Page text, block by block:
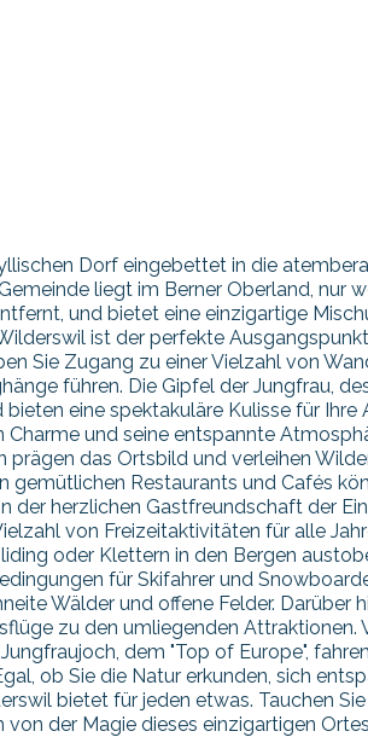
Dorf eingebettet in die
liegt im Berner Oberland, nur
und bietet eine einzigartige
ist der perfekte
Sie Zugang zu einer Vielzahl von
führen. Die Gipfel der Jungfrau,
eine spektakuläre Kulisse für Ihre
und seine entspannte
das Ortsbild und verleihen
gemütlichen Restaurants und Cafés
der herzlichen Gastfreundschaft der
von Freizeitaktivitäten für alle
oder Klettern in den Bergen
für Skifahrer und
Wälder und offene Felder. Darüber
zu den umliegenden Attraktionen.
dem "Top of Europe",
ob Sie die Natur erkunden, sich
bietet für jeden etwas. Tauchen
von der Magie dieses einzigartigen